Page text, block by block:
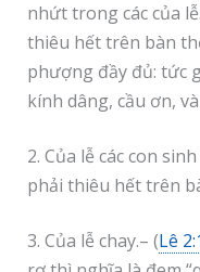
nhứt trong các của
thiêu hết trên bàn
phượng đầy đủ: tức
kính dâng, cầu ơn,
2. Của lễ các con
phải thiêu hết trên
3. Của lễ chay.– (Lê